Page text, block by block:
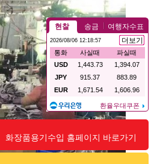
화장품용기수입 홈페이지 바로가기